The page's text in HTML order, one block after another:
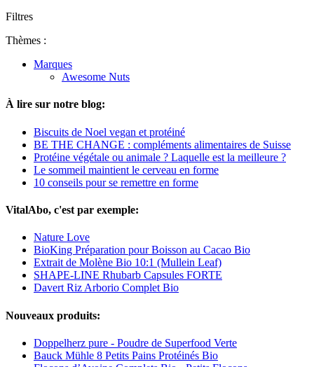
Filtres
Thèmes :
Marques
Awesome Nuts
À lire sur notre blog:
Biscuits de Noel vegan et protéiné
BE THE CHANGE : compléments alimentaires de Suisse
Protéine végétale ou animale ? Laquelle est la meilleure ?
Le sommeil maintient le cerveau en forme
10 conseils pour se remettre en forme
VitalAbo, c'est par exemple:
Nature Love
BioKing Préparation pour Boisson au Cacao Bio
Extrait de Molène Bio 10:1 (Mullein Leaf)
SHAPE-LINE Rhubarb Capsules FORTE
Davert Riz Arborio Complet Bio
Nouveaux produits:
Doppelherz pure - Poudre de Superfood Verte
Bauck Mühle 8 Petits Pains Protéinés Bio